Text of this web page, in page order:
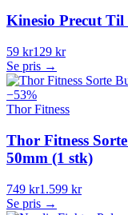
Kinesio Precut
59 kr129 kr
Se pris →
−53%
Thor Fitness
Thor Fitness
50mm (1 stk)
749 kr1.599 kr
Se pris →